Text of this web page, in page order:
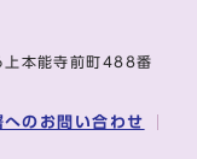
本能寺前町488番
へのお問い合わせ